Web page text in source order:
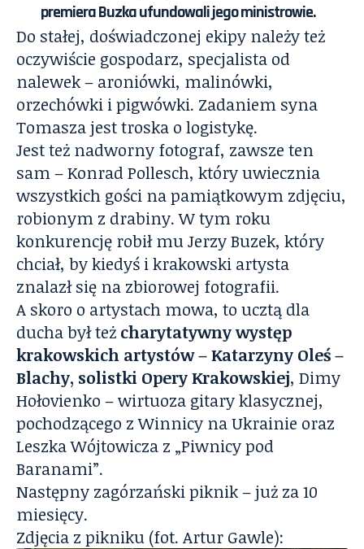
premiera Buzka ufundowali jegoministrowie.
Do stałej, doświadczonej ekipy należy też
oczywiście gospodarz, specjalista od
nalewek – aroniówki, malinówki,
orzechówki i pigwówki. Zadaniem syna
Tomasza jest troska o logistykę.
Jest też nadworny fotograf, zawsze ten
sam – Konrad Pollesch, który uwiecznia
wszystkich gości na pamiątkowym zdjęciu,
robionym z drabiny. W tym roku
konkurencję robił mu Jerzy Buzek, który
chciał, by kiedyś i krakowski artysta
znalazł się na zbiorowej fotografii.
A skoro o artystach mowa, to ucztą dla
ducha był też charytatywny występ
krakowskich artystów – Katarzyny Oleś –
Blachy, solistki Opery Krakowskiej, Dimy
Hołovienko – wirtuoza gitary klasycznej,
pochodzącego z Winnicy na Ukrainie oraz
Leszka Wójtowicza z „Piwnicy pod
Baranami”.
Następny zagórzański piknik – już za 10
miesięcy.
Zdjęcia z pikniku (fot. Artur Gawle):